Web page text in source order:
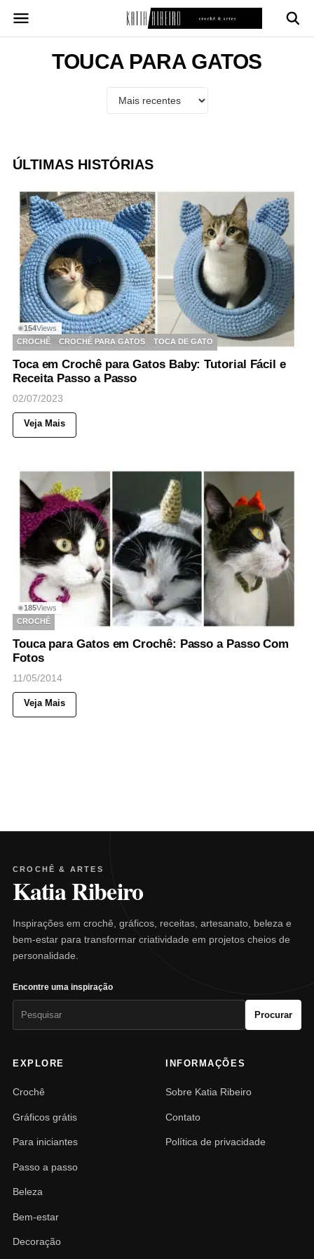
para
TOUCA PARA GATOS
ÚLTIMAS HISTÓRIAS
◉154Views
CROCHÊ
CROCHÊ PARA GATOS TOCA DE GATO
Toca em Crochê para Gatos Baby: Tutorial Fácil e
Receita Passo a Passo
02/07/2023
Veja Mais
◉185Views
CROCHÊ
Touca para Gatos em Crochê: Passo a Passo Com
Fotos
11/05/2014
Veja Mais
CROCHÊ & ARTES
Katia Ribeiro
Inspirações em crochê, gráficos, receitas, artesanato, beleza e
bem-estar para transformar criatividade em projetos cheios de
personalidade.
Encontre uma inspiração
Procurar
EXPLORE
Crochê
Gráficos grátis
Para iniciantes
Passo a passo
Beleza
Bem-estar
Decoração
INFORMAÇÕES
Sobre Katia Ribeiro
Contato
Política de privacidade